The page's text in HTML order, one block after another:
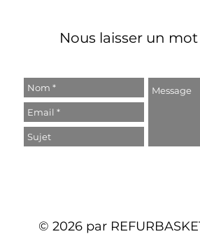
Nous laisser un mot
© 2026 par